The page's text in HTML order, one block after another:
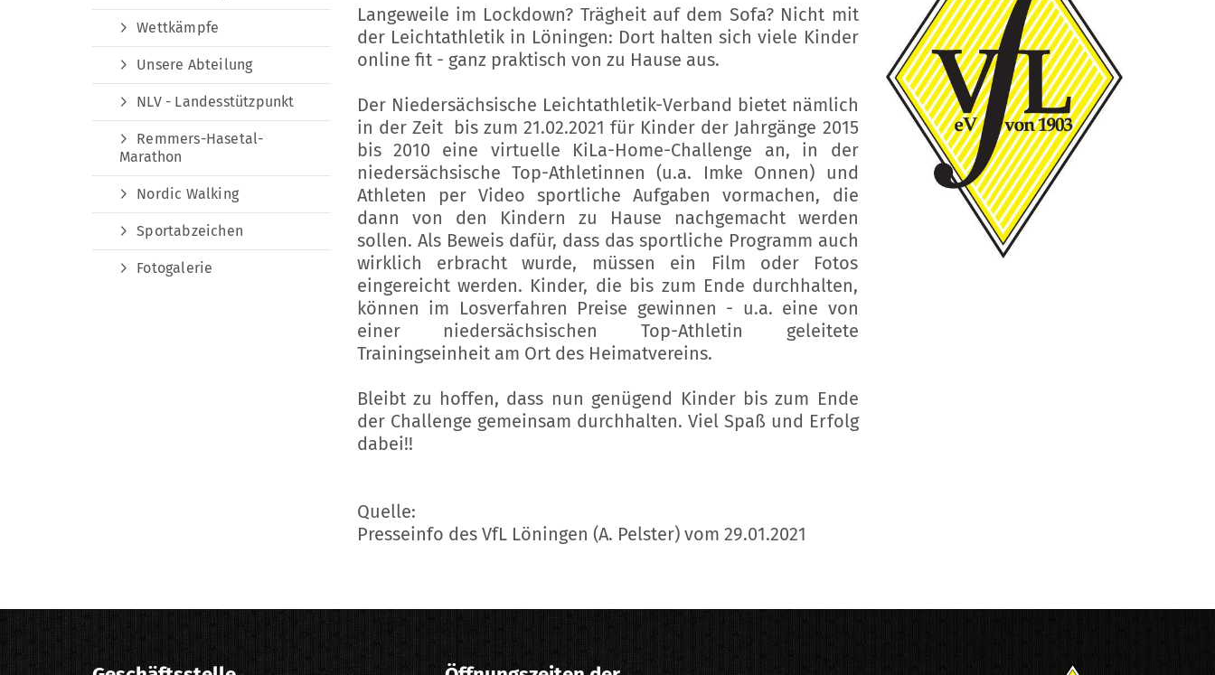
Langeweile im Lockdown? Trägheit auf dem Sofa? Nicht mit
der Leichtathletik in Löningen: Dort halten sich viele Kinder
online fit - ganz praktisch von zu Hause aus.
Der Niedersächsische Leichtathletik-Verband bietet nämlich
in der Zeit bis zum 21.02.2021 für Kinder der Jahrgänge 2015
bis 2010 eine virtuelle KiLa-Home-Challenge an, in der
niedersächsische Top-Athletinnen (u.a. Imke Onnen) und
Athleten per Video sportliche Aufgaben vormachen, die
dann von den Kindern zu Hause nachgemacht werden
sollen. Als Beweis dafür, dass das sportliche Programm auch
wirklich erbracht wurde, müssen ein Film oder Fotos
eingereicht werden. Kinder, die bis zum Ende durchhalten,
können im Losverfahren Preise gewinnen - u.a. eine von
einer niedersächsischen Top-Athletin geleitete
Trainingseinheit am Ort des Heimatvereins.
Bleibt zu hoffen, dass nun genügend Kinder bis zum Ende
der Challenge gemeinsam durchhalten. Viel Spaß und Erfolg
dabei!!
Quelle:
Presseinfo des VfL Löningen (A. Pelster) vom 29.01.2021
Wettkämpfe
Unsere Abteilung
NLV - Landesstützpunkt
Remmers-Hasetal-
Marathon
Nordic Walking
Sportabzeichen
Fotogalerie